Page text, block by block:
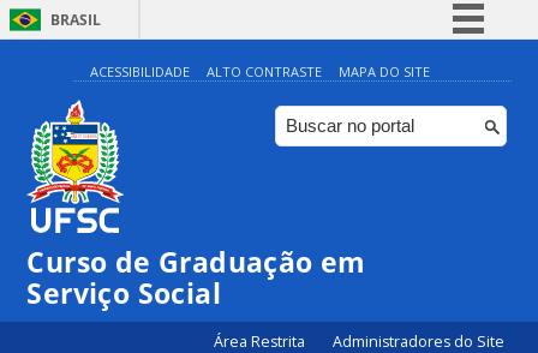
BRASIL
Simplifique!
Comunica BR
Participe
Canais
ACESSIBILIDADE ALTO CONTRASTE MAPA DO SITE
Curso de Graduação em
Serviço Social
Área Restrita Administradores do Site